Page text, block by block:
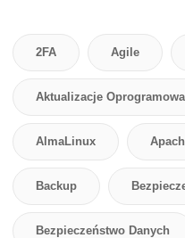
2FA Agile
Aktualizacje
AlmaLinux
Backup
Bezpieczeństwo Danych